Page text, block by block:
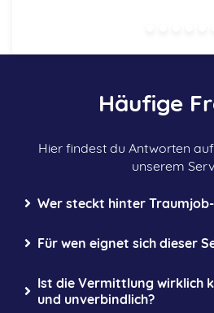
Häufige
Hier findest du Antworten
unserem
Wer steckt hinter
Personen aus der Pflege Ihren
hervorragenden
Für wen eignet sich dieser
aktuellen
Ist die Vermittlung wirklich
und unverbindlich?